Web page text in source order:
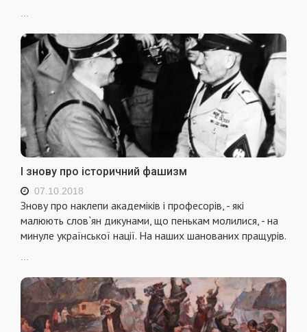
...
І знову про історичний фашизм
07.10.2018
Знову про наклепи академіків і професорів, - які
малюють слов`ян дикунами, що пенькам молилися, - на
минуле української нації. На наших шанованих пращурів.